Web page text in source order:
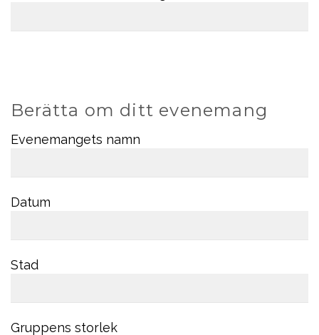
Berätta om ditt evenemang
Evenemangets namn
Datum
Stad
Gruppens storlek